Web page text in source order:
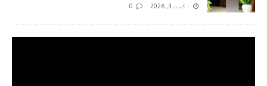
اگست 3, 2026 0